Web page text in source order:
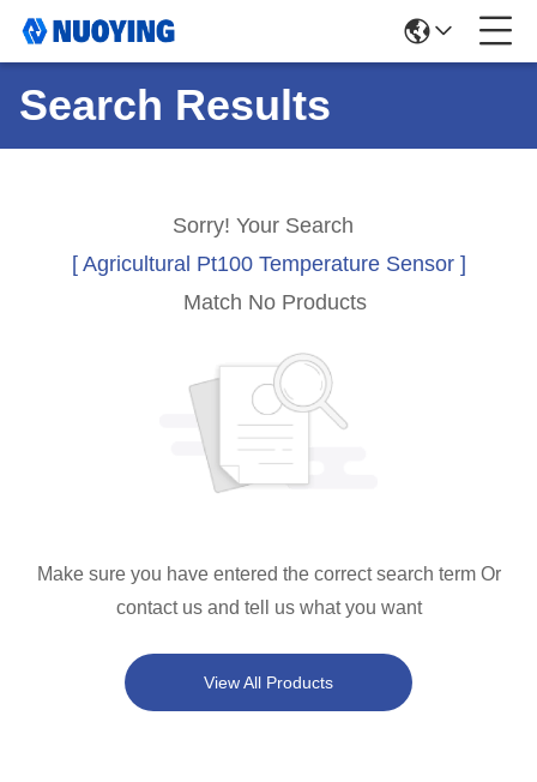
Search Results
Sorry! Your Search
[ Agricultural Pt100 Temperature Sensor ]
Match No Products
Make sure you have entered the correct search term Or
contact us and tell us what you want
View All Products